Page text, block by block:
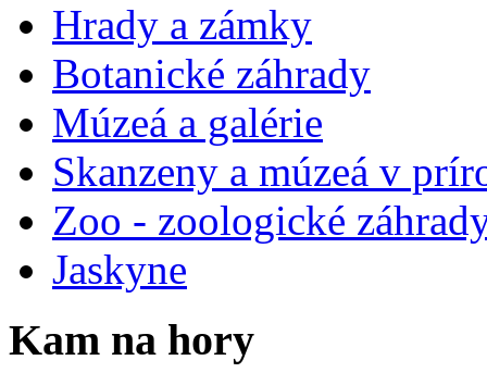
Hrady a zámky
Botanické záhrady
Múzeá a galérie
Skanzeny a múzeá v
Zoo - zoologické
Jaskyne
Kam na hory